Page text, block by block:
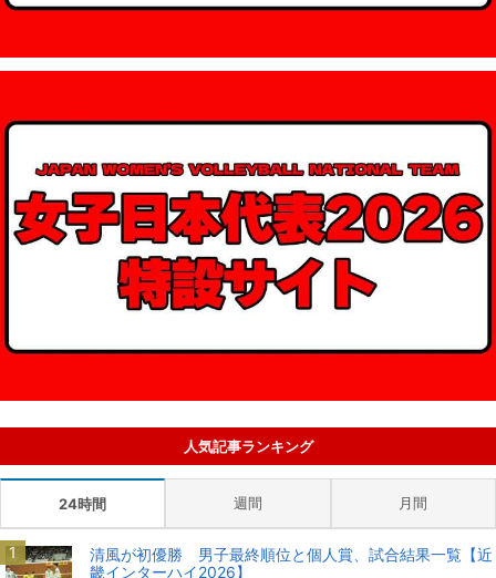
人気記事ランキング
24時間 週間 月間
清風が初優勝 男子最終順位と個人賞、試合結果一覧【近
畿インターハイ2026】